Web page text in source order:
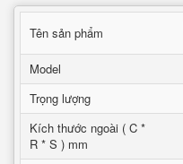
Tên sản phẩm
Model
Trọng lượng
Kích thước ngoài ( C *
R * S ) mm